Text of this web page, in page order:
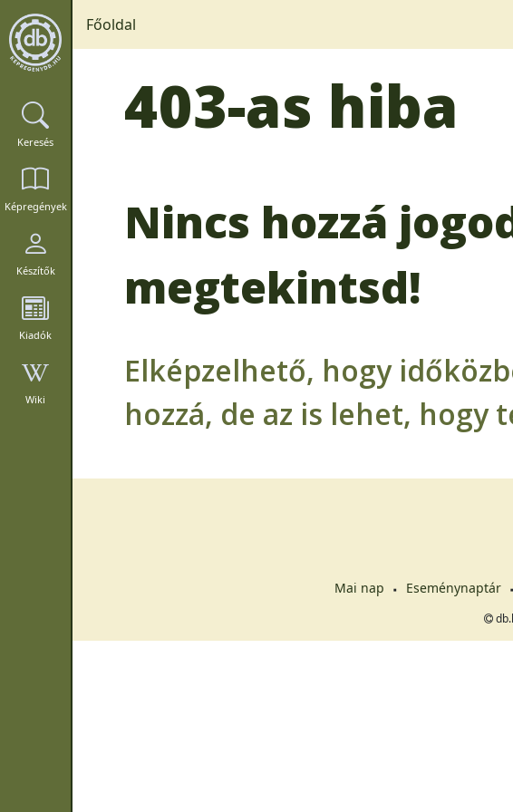
Keresés
Képregények
Készítők
Kiadók
Wiki
Főoldal
403-as hiba
Nincs hozzá
megtekintsd!
Elképzelhető, hogy
hozzá, de az is lehet,
Mai nap Eseménynaptár